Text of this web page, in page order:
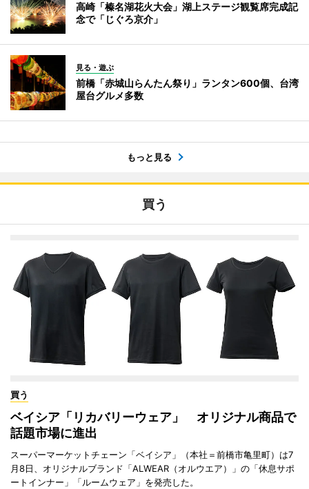
高崎「榛名湖花火大会」湖上ステージ観覧席完成記
念で「じぐろ京介」
見る・遊ぶ
前橋「赤城山らんたん祭り」ランタン600個、台湾
屋台グルメ多数
もっと見る
買う
買う
ベイシア「リカバリーウェア」 オリジナル商品で
話題市場に進出
スーパーマーケットチェーン「ベイシア」（本社＝前橋市亀里町）は7
月8日、オリジナルブランド「ALWEAR（オルウエア）」の「休息サポ
ートインナー」「ルームウェア」を発売した。